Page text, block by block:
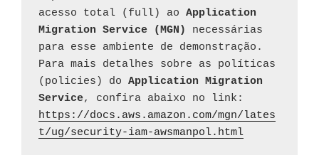
acesso total (full) ao Application
Migration Service (MGN)
necessárias
para esse ambiente de demonstração.
Para mais detalhes sobre as políticas
(policies) do Application Migration
Service
https://docs.aws.amazon.com/mgn/lates
t/ug/security-iam-awsmanpol.html